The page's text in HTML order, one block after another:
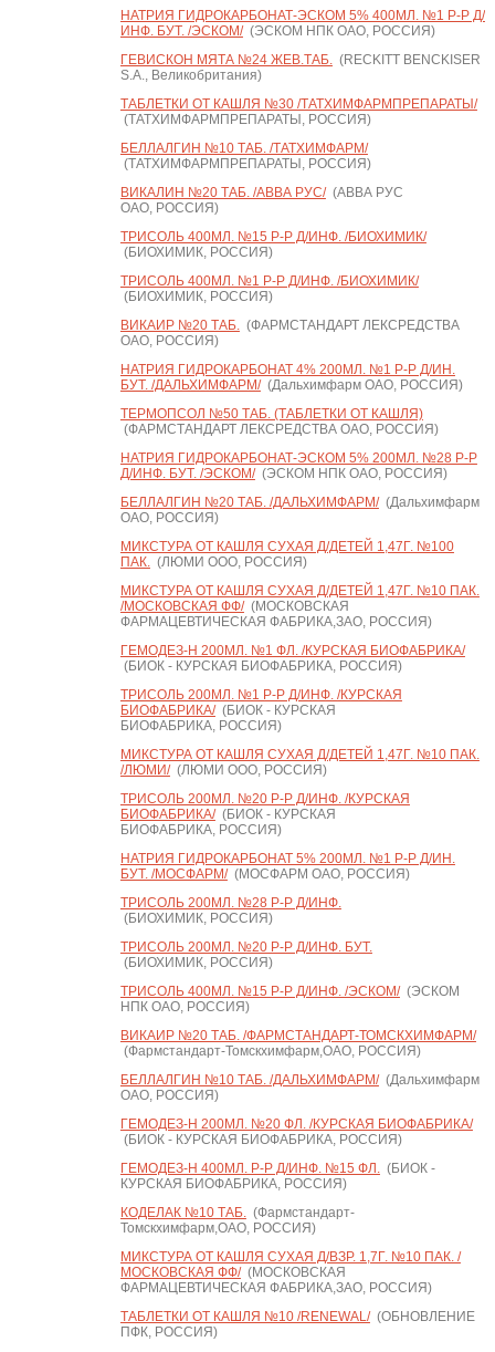
НАТРИЯ ГИДРОКАРБОНАТ-ЭСКОМ 5% 400МЛ. №1 Р-Р Д/
ИНФ. БУТ. /ЭСКОМ/(ЭСКОМ НПК ОАО, РОССИЯ)
ГЕВИСКОН МЯТА №24 ЖЕВ.ТАБ.(RECKITT BENCKISER
S.A., Великобритания)
ТАБЛЕТКИ ОТ КАШЛЯ №30 /ТАТХИМФАРМПРЕПАРАТЫ/
(ТАТХИМФАРМПРЕПАРАТЫ, РОССИЯ)
БЕЛЛАЛГИН №10 ТАБ. /ТАТХИМФАРМ/
(ТАТХИМФАРМПРЕПАРАТЫ, РОССИЯ)
ВИКАЛИН №20 ТАБ. /АВВА РУС/(АВВА РУС
ОАО, РОССИЯ)
ТРИСОЛЬ 400МЛ. №15 Р-Р Д/ИНФ. /БИОХИМИК/
(БИОХИМИК, РОССИЯ)
ТРИСОЛЬ 400МЛ. №1 Р-Р Д/ИНФ. /БИОХИМИК/
(БИОХИМИК, РОССИЯ)
ВИКАИР №20 ТАБ.(ФАРМСТАНДАРТ ЛЕКСРЕДСТВА
ОАО, РОССИЯ)
НАТРИЯ ГИДРОКАРБОНАТ 4% 200МЛ. №1 Р-Р Д/ИН.
БУТ. /ДАЛЬХИМФАРМ/(Дальхимфарм ОАО, РОССИЯ)
ТЕРМОПСОЛ №50 ТАБ. (ТАБЛЕТКИ ОТ КАШЛЯ)
(ФАРМСТАНДАРТ ЛЕКСРЕДСТВА ОАО, РОССИЯ)
НАТРИЯ ГИДРОКАРБОНАТ-ЭСКОМ 5% 200МЛ. №28 Р-Р
Д/ИНФ. БУТ. /ЭСКОМ/(ЭСКОМ НПК ОАО, РОССИЯ)
БЕЛЛАЛГИН №20 ТАБ. /ДАЛЬХИМФАРМ/(Дальхимфарм
ОАО, РОССИЯ)
МИКСТУРА ОТ КАШЛЯ СУХАЯ Д/ДЕТЕЙ 1,47Г. №100
ПАК.(ЛЮМИ ООО, РОССИЯ)
МИКСТУРА ОТ КАШЛЯ СУХАЯ Д/ДЕТЕЙ 1,47Г. №10 ПАК.
/МОСКОВСКАЯ ФФ/(МОСКОВСКАЯ
ФАРМАЦЕВТИЧЕСКАЯ ФАБРИКА,ЗАО, РОССИЯ)
ГЕМОДЕЗ-Н 200МЛ. №1 ФЛ. /КУРСКАЯ БИОФАБРИКА/
(БИОК - КУРСКАЯ БИОФАБРИКА, РОССИЯ)
ТРИСОЛЬ 200МЛ. №1 Р-Р Д/ИНФ. /КУРСКАЯ
БИОФАБРИКА/(БИОК - КУРСКАЯ
БИОФАБРИКА, РОССИЯ)
МИКСТУРА ОТ КАШЛЯ СУХАЯ Д/ДЕТЕЙ 1,47Г. №10 ПАК.
/ЛЮМИ/(ЛЮМИ ООО, РОССИЯ)
ТРИСОЛЬ 200МЛ. №20 Р-Р Д/ИНФ. /КУРСКАЯ
БИОФАБРИКА/(БИОК - КУРСКАЯ
БИОФАБРИКА, РОССИЯ)
НАТРИЯ ГИДРОКАРБОНАТ 5% 200МЛ. №1 Р-Р Д/ИН.
БУТ. /МОСФАРМ/(МОСФАРМ ОАО, РОССИЯ)
ТРИСОЛЬ 200МЛ. №28 Р-Р Д/ИНФ.
(БИОХИМИК, РОССИЯ)
ТРИСОЛЬ 200МЛ. №20 Р-Р Д/ИНФ. БУТ.
(БИОХИМИК, РОССИЯ)
ТРИСОЛЬ 400МЛ. №15 Р-Р Д/ИНФ. /ЭСКОМ/(ЭСКОМ
НПК ОАО, РОССИЯ)
ВИКАИР №20 ТАБ. /ФАРМСТАНДАРТ-ТОМСКХИМФАРМ/
(Фармстандарт-Томскхимфарм,ОАО, РОССИЯ)
БЕЛЛАЛГИН №10 ТАБ. /ДАЛЬХИМФАРМ/(Дальхимфарм
ОАО, РОССИЯ)
ГЕМОДЕЗ-Н 200МЛ. №20 ФЛ. /КУРСКАЯ БИОФАБРИКА/
(БИОК - КУРСКАЯ БИОФАБРИКА, РОССИЯ)
ГЕМОДЕЗ-Н 400МЛ. Р-Р Д/ИНФ. №15 ФЛ.(БИОК -
КУРСКАЯ БИОФАБРИКА, РОССИЯ)
КОДЕЛАК №10 ТАБ.(Фармстандарт-
Томскхимфарм,ОАО, РОССИЯ)
МИКСТУРА ОТ КАШЛЯ СУХАЯ Д/ВЗР. 1,7Г. №10 ПАК. /
МОСКОВСКАЯ ФФ/(МОСКОВСКАЯ
ФАРМАЦЕВТИЧЕСКАЯ ФАБРИКА,ЗАО, РОССИЯ)
ТАБЛЕТКИ ОТ КАШЛЯ №10 /RENEWAL/(ОБНОВЛЕНИЕ
ПФК, РОССИЯ)